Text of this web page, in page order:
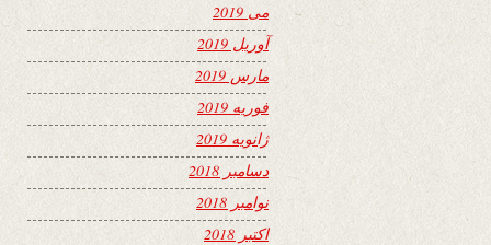
می 2019
آوریل 2019
مارس 2019
فوریه 2019
ژانویه 2019
دسامبر 2018
نوامبر 2018
اکتبر 2018